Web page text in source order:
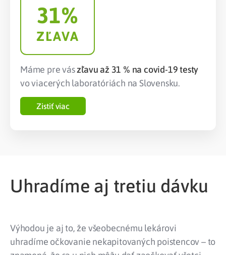
ZĽAVA
31%
Máme pre vászľavu až 31 % na covid-19 testy
vo viacerých laboratóriách na Slovensku.
Zistiť viac
Uhradíme aj tretiu dávku
Výhodou je aj to, že všeobecnému lekárovi
uhradíme očkovanie nekapitovaných poistencov – to